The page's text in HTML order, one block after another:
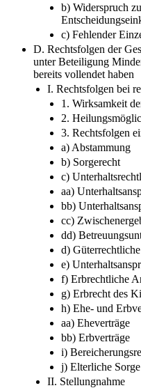
b) Widerspruch
c) Fehlender
D. Rechtsfolgen der
unter Beteiligung
bereits vollendet haben
I. Rechtsfolgen bei
1. Wirksamkeit
2.
3. Rechtsfolgen
a) Abstammung
b) Sorgerecht
c)
aa)
bb)
cc)
dd)
d)
e)
f) Erbrechtliche
g) Erbrecht des
h) Ehe- und
aa) Eheverträge
bb) Erbverträge
i)
j) Elterliche
II. Stellungnahme